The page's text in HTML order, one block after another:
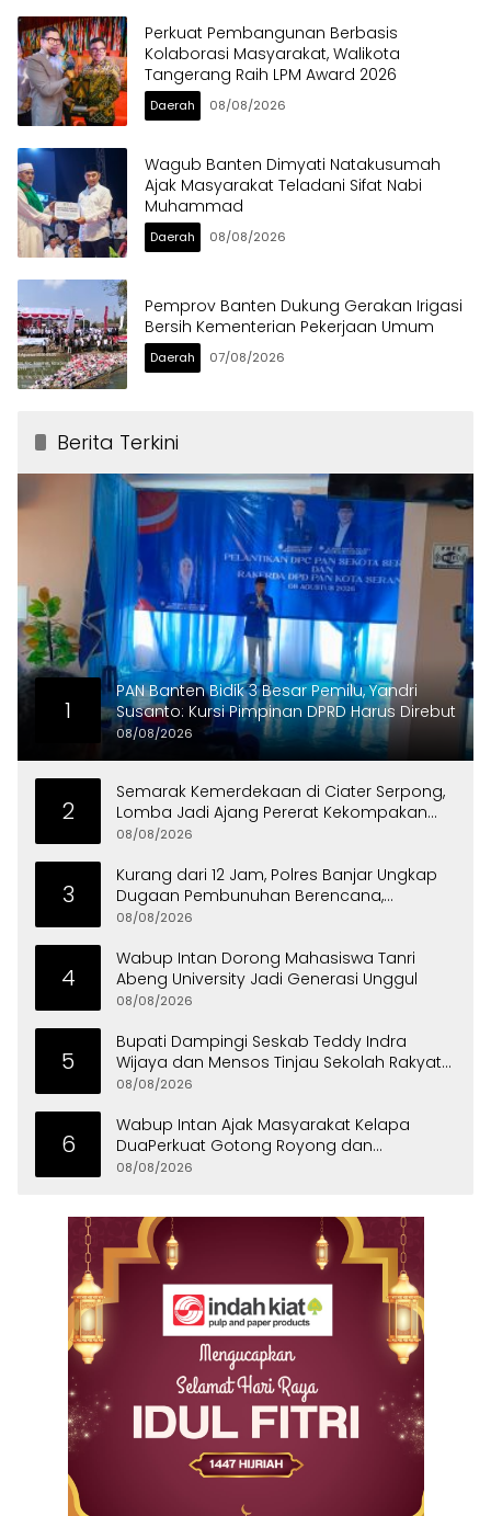
Perkuat Pembangunan Berbasis
Kolaborasi Masyarakat, Walikota
Tangerang Raih LPM Award 2026
Daerah 08/08/2026
Wagub Banten Dimyati Natakusumah
Ajak Masyarakat Teladani Sifat Nabi
Muhammad
Daerah 08/08/2026
Pemprov Banten Dukung Gerakan Irigasi
Bersih Kementerian Pekerjaan Umum
Daerah 07/08/2026
Berita Terkini
1
PAN Banten Bidik 3 Besar Pemilu, Yandri
Susanto: Kursi Pimpinan DPRD Harus Direbut
08/08/2026
2
Semarak Kemerdekaan di Ciater Serpong,
Lomba Jadi Ajang Pererat Kekompakan
Warga
08/08/2026
3
Kurang dari 12 Jam, Polres Banjar Ungkap
Dugaan Pembunuhan Berencana,
Tersangka Diciduk di Bandung
08/08/2026
4
Wabup Intan Dorong Mahasiswa Tanri
Abeng University Jadi Generasi Unggul
08/08/2026
5
Bupati Dampingi Seskab Teddy Indra
Wijaya dan Mensos Tinjau Sekolah Rakyat
di Curug
08/08/2026
6
Wabup Intan Ajak Masyarakat Kelapa
DuaPerkuat Gotong Royong dan
Persatuan
08/08/2026